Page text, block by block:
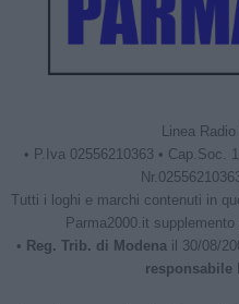
Linea
• P.Iva 02556210363 • Cap.Soc.
Tutti i loghi e marchi contenuti in
Parma2000.it
• Reg. Trib. di Modena il 30/08/
responsabile